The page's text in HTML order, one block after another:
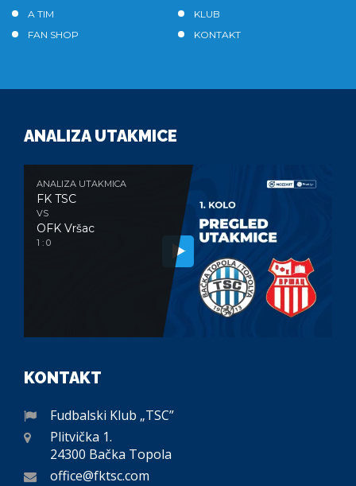
A TIM
KLUB
FAN SHOP
KONTAKT
ANALIZA UTAKMICE
ANALIZA UTAKMICA
FK TSC
VS
OFK Vršac
1 : 0
KONTAKT
Fudbalski Klub „TSC”
Plitvička 1.
24300 Bačka Topola
office@fktsc.com